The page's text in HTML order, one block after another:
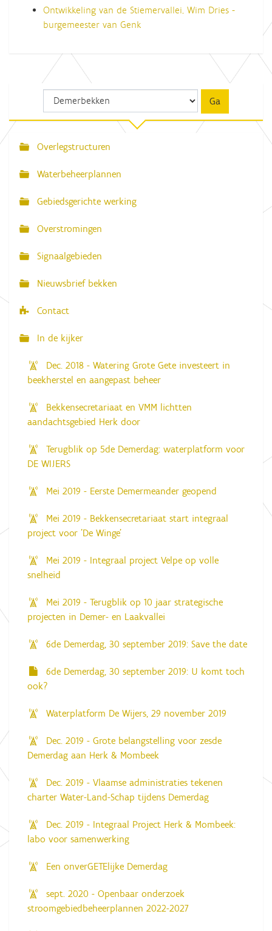
Ontwikkeling van de Stiemervallei, Wim Dries -
burgemeester van Genk
N
a
i
g
t
Overlegstructuren
Waterbeheerplannen
Gebiedsgerichte werking
Overstromingen
Signaalgebieden
Nieuwsbrief bekken
Contact
In de kijker
Dec. 2018 - Watering Grote Gete investeert in
beekherstel en aangepast beheer
Bekkensecretariaat en VMM lichtten
aandachtsgebied Herk door
Terugblik op 5de Demerdag: waterplatform voor
DE WIJERS
Mei 2019 - Eerste Demermeander geopend
Mei 2019 - Bekkensecretariaat start integraal
project voor 'De Winge'
Mei 2019 - Integraal project Velpe op volle
snelheid
Mei 2019 - Terugblik op 10 jaar strategische
projecten in Demer- en Laakvallei
6de Demerdag, 30 september 2019: Save the date
6de Demerdag, 30 september 2019: U komt toch
ook?
Waterplatform De Wijers, 29 november 2019
Dec. 2019 - Grote belangstelling voor zesde
Demerdag aan Herk & Mombeek
Dec. 2019 - Vlaamse administraties tekenen
charter Water-Land-Schap tijdens Demerdag
Dec. 2019 - Integraal Project Herk & Mombeek:
labo voor samenwerking
Een onverGETElijke Demerdag
sept. 2020 - Openbaar onderzoek
stroomgebiedbeheerplannen 2022-2027